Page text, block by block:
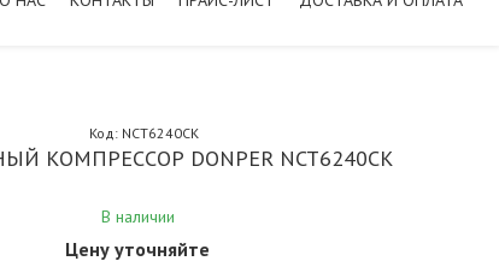
КОМПРЕССОР DONPER NCT6240CK
В наличии
Код: NCT6240CK
Цену уточняйте